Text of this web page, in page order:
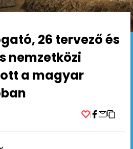
26 tervező és
nemzetközi
a magyar